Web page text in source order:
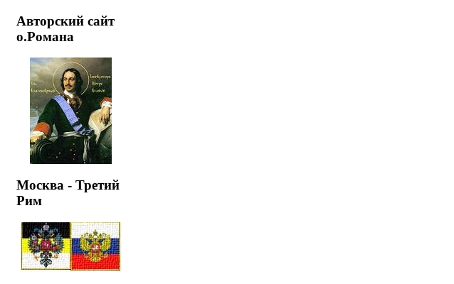
Авторский сайт
о.Романа
Москва - Третий
Рим